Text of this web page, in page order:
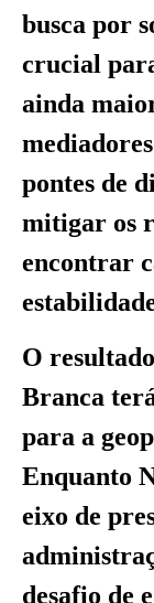
busca por
crucial
ainda
pontes de
mitigar os
encontrar
O
Branca
para a
Enquanto
eixo de
desafio de